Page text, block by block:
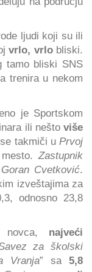
ljudi koji su ili
vrlo, vrlobliski.
tamo bliski SNS
trenira u nekom
je Sportskom
ili neštoviše
takmiči uPrvoj
mesto.Zastupnik
Goran Cvetković.
izveštajima za
odnosno 23,8
novca, najveći
za školski
Vranja” sa 5,8